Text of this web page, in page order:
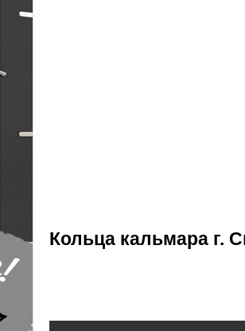
Кольца кальмара г.